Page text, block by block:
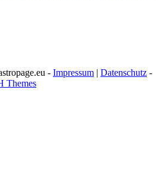
- Impressum | Datenschutz -
Themes